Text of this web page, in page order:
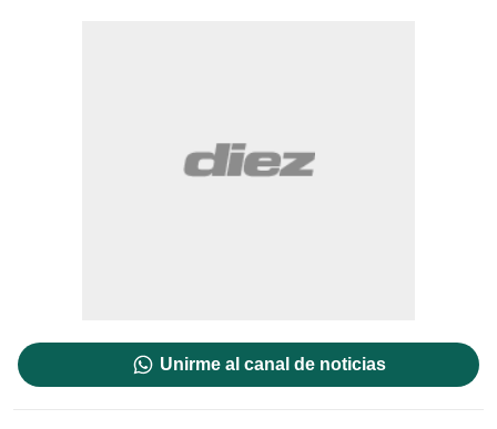
Unirme al canal de noticias